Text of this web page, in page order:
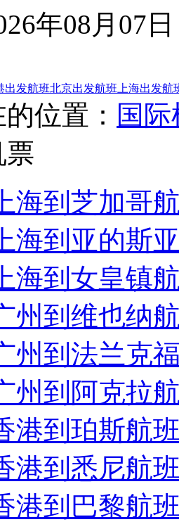
年08月07日
出发航班北京出发航班 上海出发航
位置： 国
票
上海到芝加哥
上海到亚的斯
上海到女皇镇
州到维也纳
州到法兰克
州到阿克拉
港到珀斯航
港到悉尼航
港到巴黎航